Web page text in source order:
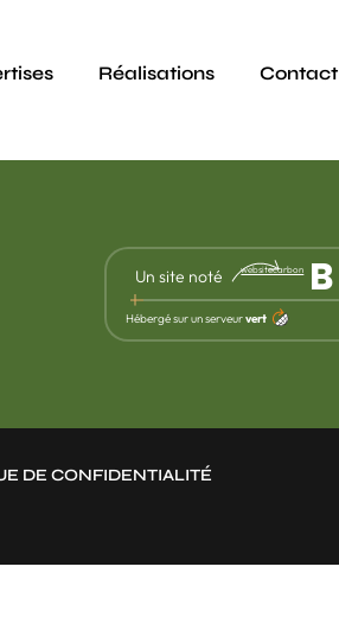
Réalisations Contact
Un site noté websitecarbon B
Hébergé sur un serveurvert
DE CONFIDENTIALITÉ